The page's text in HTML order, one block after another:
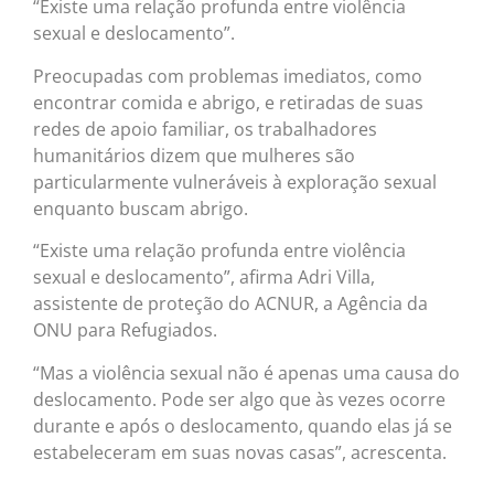
“Existe uma relação profunda entre violência
sexual e deslocamento”.
Preocupadas com problemas imediatos, como
encontrar comida e abrigo, e retiradas de suas
redes de apoio familiar, os trabalhadores
humanitários dizem que mulheres são
particularmente vulneráveis à exploração sexual
enquanto buscam abrigo.
“Existe uma relação profunda entre violência
sexual e deslocamento”, afirma Adri Villa,
assistente de proteção do ACNUR, a Agência da
ONU para Refugiados.
“Mas a violência sexual não é apenas uma causa do
deslocamento. Pode ser algo que às vezes ocorre
durante e após o deslocamento, quando elas já se
estabeleceram em suas novas casas”, acrescenta.